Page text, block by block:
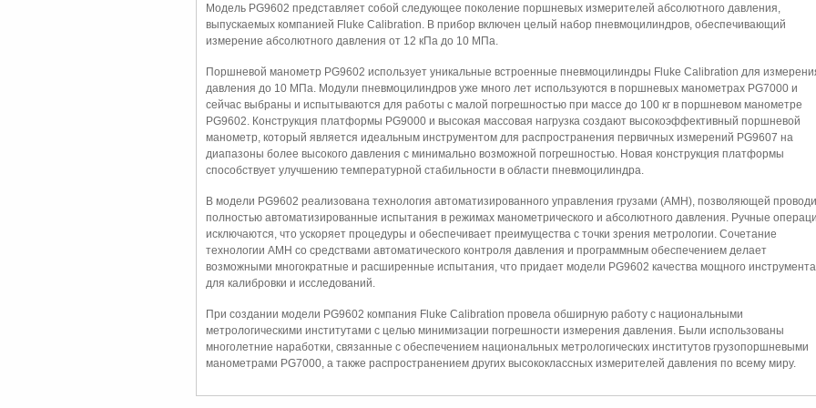
Модель PG9602 представляет собой следующее поколение поршневых измерителей абсолютного давления,
выпускаемых компанией Fluke Calibration. В прибор включен целый набор пневмоцилиндров, обеспечивающий
измерение абсолютного давления от 12 кПа до 10 МПа.
Поршневой манометр PG9602 использует уникальные встроенные пневмоцилиндры Fluke Calibration для
давления до 10 МПа. Модули пневмоцилиндров уже много лет используются в поршневых манометрах PG7000 и
сейчас выбраны и испытываются для работы с малой погрешностью при массе до 100 кг в поршневом манометре
PG9602. Конструкция платформы PG9000 и высокая массовая нагрузка создают высокоэффективный поршневой
манометр, который является идеальным инструментом для распространения первичных измерений PG9607 на
диапазоны более высокого давления с минимально возможной погрешностью. Новая конструкция платформы
способствует улучшению температурной стабильности в области пневмоцилиндра.
В модели PG9602 реализована технология автоматизированного управления грузами (AMH), позволяющей
полностью автоматизированные испытания в режимах манометрического и абсолютного давления. Ручные
исключаются, что ускоряет процедуры и обеспечивает преимущества с точки зрения метрологии. Сочетание
технологии AMH со средствами автоматического контроля давления и программным обеспечением делает
возможными многократные и расширенные испытания, что придает модели PG9602 качества мощного инструмента
для калибровки и исследований.
При создании модели PG9602 компания Fluke Calibration провела обширную работу с национальными
метрологическими институтами с целью минимизации погрешности измерения давления. Были использованы
многолетние наработки, связанные с обеспечением национальных метрологических институтов грузопоршневыми
манометрами PG7000, а также распространением других высококлассных измерителей давления по всему миру.